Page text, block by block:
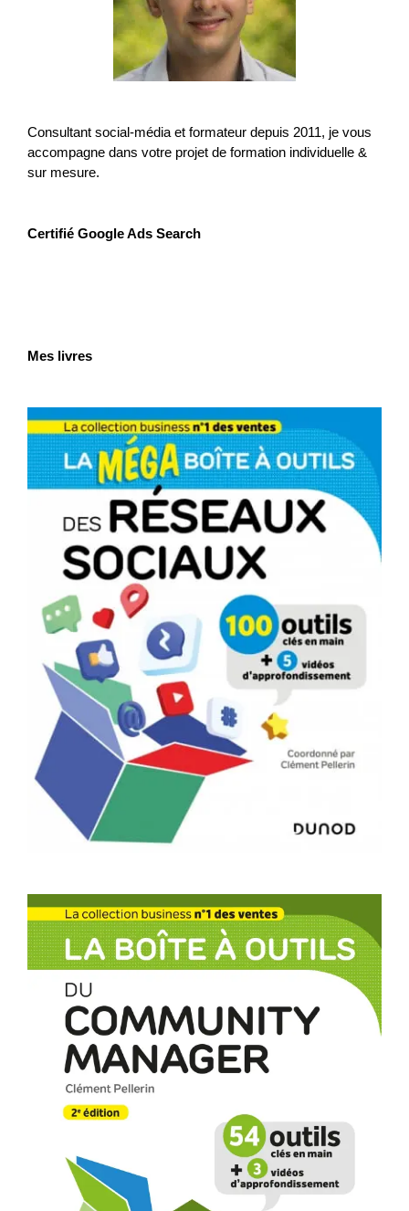
Consultant social-média et formateur depuis 2011, je vous
accompagne dans votre projet de formation individuelle &
sur mesure.
Certifié Google Ads Search
Mes livres